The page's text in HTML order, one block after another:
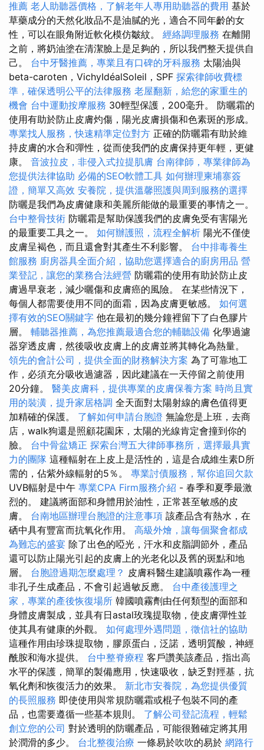
推薦 老人助聽器價格，了解老年人專用助聽器的費用 基於
草藥成分的天然化妝品不是油膩的光，適合不同年齡的女
性，可以在眼角附近軟化模仿皺紋。 經絡調理服務 在離開
之前，將奶油塗在清潔臉上是足夠的，所以我們整天提供自
己。 台中牙醫推薦，專業且有口碑的牙科服務 太陽油與
beta-caroten，VichyIdéalSoleil，SPF 探索律師收費標
準，確保透明公平的法律服務 老屋翻新，給您的家重生的
機會 台中運動按摩服務 30輕型保護，200毫升。 防曬霜的
使用有助於防止皮膚灼傷，陽光皮膚損傷和色素斑的形成。
專業找人服務，快速精準定位對方 正確的防曬霜有助於維
持皮膚的水合和彈性，從而使我們的皮膚保持更年輕，更健
康。 音波拉皮，非侵入式拉提肌膚 台南律師，專業律師為
您提供法律協助 必備的SEO軟體工具 如何辦理柬埔寨簽
證，簡單又高效 安養院，提供溫馨照護與周到服務的選擇
防曬是我們為皮膚健康和美麗所能做的最重要的事情之一。
台中整骨技術 防曬霜是幫助保護我們的皮膚免受有害陽光
的最重要工具之一。 如何辦護照，流程全解析 陽光不僅使
皮膚呈褐色，而且還會對其產生不利影響。 台中排毒養生
館服務 廚房器具全面介紹，協助您選擇適合的廚房用品 營
業登記，讓您的業務合法經營 防曬霜的使用有助於防止皮
膚過早衰老，減少曬傷和皮膚癌的風險。 在某些情況下，
每個人都需要使用不同的面霜，因為皮膚更敏感。 如何選
擇有效的SEO關鍵字 他在最初的幾分鐘裡留下了白色膠片
層。 輔聽器推薦，為您推薦最適合您的輔聽設備 化學過濾
器穿透皮膚，然後吸收皮膚上的皮膚並將其轉化為熱量。
領先的會計公司，提供全面的財務解決方案 為了可靠地工
作，必須充分吸收過濾器，因此建議在一天停留之前使用
20分鐘。 醫美皮膚科，提供專業的皮膚保養方案 時尚且實
用的裝潢，提升家居格調 全天面對太陽射線的膚色值得更
加精確的保護。 了解如何申請台胞證 無論您是上班，去商
店，walk狗還是照顧花園床，太陽的光線肯定會撞到你的
臉。 台中骨盆矯正 探索台灣五大律師事務所，選擇最具實
力的團隊 這種輻射在上皮上是活性的，這是合成維生素D所
需的，佔紫外線輻射的5％。 專業討債服務，幫你追回欠款
UVB輻射是中午 專業CPA Firm服務介紹 - 春季和夏季最激
烈的。 建議將面部和身體用於油性，正常甚至敏感的皮
膚。 台南地區辦理台胞證的注意事項 該產品含有熱水，在
硒中具有豐富而抗氧化作用。 高級外燴，讓每個聚會都成
為難忘的盛宴 除了出色的啞光，汗水和皮脂調節外，產品
還可以防止陽光引起的皮膚上的光老化以及舊的斑點和地
層。 台胞證過期怎麼處理？ 皮膚科醫生建議噴霧作為一種
非孔子生成產品，不會引起過敏反應。 台中產後護理之
家，專業的產後恢復場所 韓國噴霧劑由任何類型的面部和
身體皮膚製成，並具有日astal玫瑰提取物，使皮膚彈性並
使其具有健康的外觀。 如何處理外遇問題，徵信社的協助
這種作用由珍珠提取物，膠原蛋白，泛諾，透明質酸，神經
酰胺和海水提供。 台中整脊療程 客戶讚美該產品，指出高
水平的保護，簡單的製備應用，快速吸收，缺乏對羥基，抗
氧化劑和恢復活力的效果。 新北市安養院，為您提供優質
的長照服務 即使使用與常規防曬霜或棍子包裝不同的產
品，也需要遵循一些基本規則。 了解公司登記流程，輕鬆
創立您的公司 對於透明的防曬產品，可能很難確定將其用
於潤滑的多少。 台北整復治療 一條易於吹吹的易於 網路行